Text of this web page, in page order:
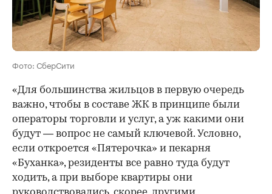
Фото: СберСити
«Для большинства жильцов в первую очередь
важно, чтобы в составе ЖК в принципе были
операторы торговли и услуг, а уж какими они
будут — вопрос не самый ключевой. Условно,
если откроется «Пятерочка» и пекарня
«Буханка», резиденты все равно туда будут
ходить, а при выборе квартиры они